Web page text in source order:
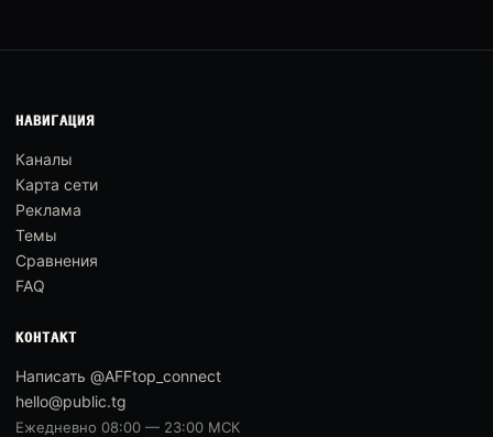
НАВИГАЦИЯ
Каналы
Карта сети
Реклама
Темы
Сравнения
FAQ
КОНТАКТ
Написать @AFFtop_connect
hello@public.tg
Ежедневно 08:00 — 23:00 МСК